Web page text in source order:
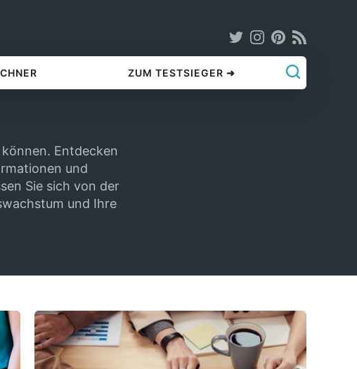
ZUM TESTSIEGER ➜
Entdecken
und
Sie sich von der
und Ihre